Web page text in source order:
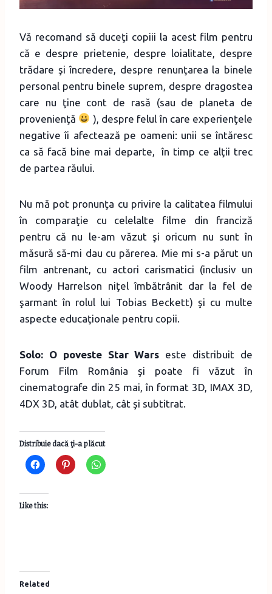
Vă recomand să duceţi copiii la acest film pentru
că e despre prietenie, despre loialitate, despre
trădare şi încredere, despre renunţarea la binele
personal pentru binele suprem, despre dragostea
care nu ţine cont de rasă (sau de planeta de
provenienţă
), despre felul în care experienţele
negative îi afectează pe oameni: unii se întăresc
ca să facă bine mai departe, în timp ce alţii trec
de partea răului.
Nu mă pot pronunţa cu privire la calitatea filmului
în comparaţie cu celelalte filme din franciză
pentru că nu le-am văzut şi oricum nu sunt în
măsură să-mi dau cu părerea. Mie mi s-a părut un
film antrenant, cu actori carismatici (inclusiv un
Woody Harrelson niţel îmbătrânit dar la fel de
şarmant în rolul lui Tobias Beckett) şi cu multe
aspecte educaţionale pentru copii.
Solo: O poveste Star Wars este distribuit de
Forum Film România şi poate fi văzut în
cinematografe din 25 mai, în format 3D, IMAX 3D,
4DX 3D, atât dublat, cât şi subtitrat.
Distribuie dacă ţi-a plăcut
Like this:
Related